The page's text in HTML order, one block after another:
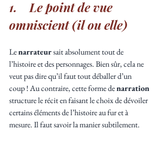
1.    Le point de vue
omniscient (il ou elle)
Le narrateur sait absolument tout de
l’histoire et des personnages. Bien sûr, cela ne
veut pas dire qu’il faut tout déballer d’un
coup ! Au contraire, cette forme de narration
structure le récit en faisant le choix de dévoiler
certains éléments de l’histoire au fur et à
mesure. Il faut savoir la manier subtilement.